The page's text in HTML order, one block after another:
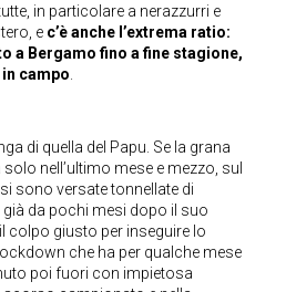
in particolare a nerazzurri e
e c’è anche l’extrema ratio:
a Bergamo fino a fine stagione,
campo
di quella del Papu. Se la grana
nell’ultimo mese e mezzo, sul
sono versate tonnellate di
da pochi mesi dopo il suo
colpo giusto per inseguire lo
che ha per qualche mese
poi fuori con impietosa